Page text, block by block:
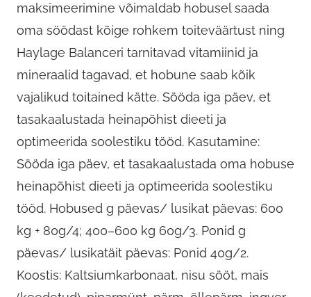
maksimeerimine võimaldab hobusel saada
oma söödast kõige rohkem toiteväärtust ning
Haylage Balanceri tarnitavad vitamiinid ja
mineraalid tagavad, et hobune saab kõik
vajalikud toitained kätte. Sööda iga päev, et
tasakaalustada heinapõhist dieeti ja
optimeerida soolestiku tööd. Kasutamine:
Sööda iga päev, et tasakaalustada oma hobuse
heinapõhist dieeti ja optimeerida soolestiku
tööd. Hobused g päevas/ lusikat päevas: 600
kg + 80g/4; 400–600 kg 60g/3. Ponid g
päevas/ lusikatäit päevas: Ponid 40g/2.
Koostis: Kaltsiumkarbonaat, nisu sööt, mais